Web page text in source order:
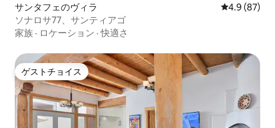
サンタフェのヴィラ レビュー87
4.9 (87)
ソナロサ77、サンティアゴ
家族 · ロケーション ·快適さ
ゲストチョイス
ゲストチョイス